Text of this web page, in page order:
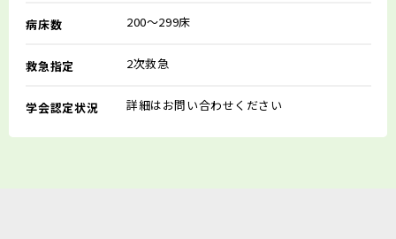
病床数 200～299床
救急指定 2次救急
学会認定状況 詳細はお問い合わせください